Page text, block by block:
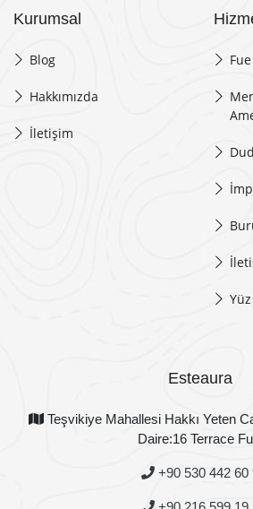
Kurumsal
Blog
Hakkımızda
İletişim
Esteaura
Teşvikiye Mahallesi Hakkı Yeten
Daire:16 Terrace
+90 530 442 60